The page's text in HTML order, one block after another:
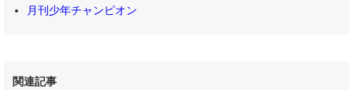
月刊少年チャンピオン
関連記事